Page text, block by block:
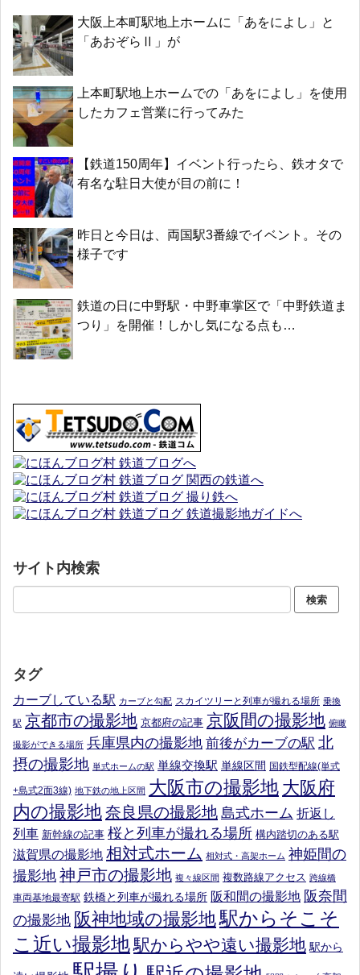
大阪上本町駅地上ホームに「あをによし」と
「あおぞらⅡ」が
上本町駅地上ホームでの「あをによし」を使用
したカフェ営業に行ってみた
【鉄道150周年】イベント行ったら、鉄オタで
有名な駐日大使が目の前に！
昨日と今日は、両国駅3番線でイベント。その
様子です
鉄道の日に中野駅・中野車掌区で「中野鉄道ま
つり」を開催！しかし気になる点も…
サイト内検索
タグ
カーブしている駅 カーブと勾配 スカイツリーと列車が撮れる場所 乗換
駅 京都市の撮影地 京都府の記事 京阪間の撮影地 俯瞰
撮影ができる場所 兵庫県内の撮影地 前後がカーブの駅 北
摂の撮影地 単式ホームの駅 単線交換駅 単線区間 国鉄型配線(単式
+島式2面3線) 地下鉄の地上区間 大阪市の撮影地 大阪府
内の撮影地奈良県の撮影地 島式ホーム 折返し
列車 新幹線の記事 桜と列車が撮れる場所 構内踏切のある駅
滋賀県の撮影地 相対式ホーム 相対式・高架ホーム 神姫間の
撮影地神戸市の撮影地 複々線区間 複数路線アクセス 跨線橋
車両基地最寄駅 鉄橋と列車が撮れる場所 阪和間の撮影地 阪奈間
の撮影地 阪神地域の撮影地駅からそこそ
こ近い撮影地駅からやや遠い撮影地 駅から